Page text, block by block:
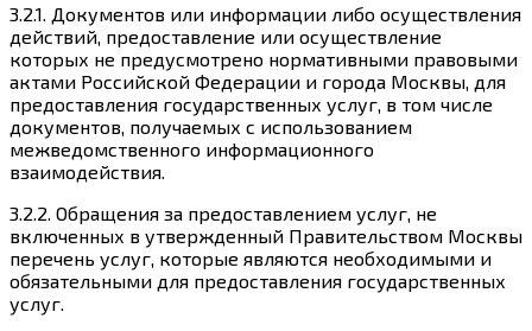
3.2.1. Документов или информации либо осуществления
действий, предоставление или осуществление
которых не предусмотрено нормативными правовыми
актами Российской Федерации и города Москвы, для
предоставления государственных услуг, в том числе
документов, получаемых с использованием
межведомственного информационного
взаимодействия.
3.2.2. Обращения за предоставлением услуг, не
включенных в утвержденный Правительством Москвы
перечень услуг, которые являются необходимыми и
обязательными для предоставления государственных
услуг.